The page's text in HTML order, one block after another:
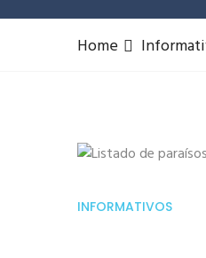
Home
INFORMATIVOS